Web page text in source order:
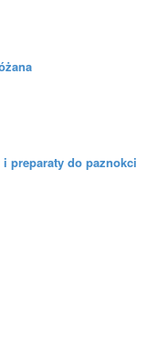
preparaty do paznokci